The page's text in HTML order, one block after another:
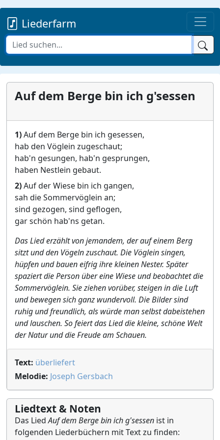
Liederfarm
Auf dem Berge bin ich g'sessen
1)Auf dem Berge bin ich gesessen,
hab den Vöglein zugeschaut;
hab'n gesungen, hab'n gesprungen,
haben Nestlein gebaut.
2)Auf der Wiese bin ich gangen,
sah die Sommervöglein an;
sind gezogen, sind geflogen,
gar schön hab'ns getan.
Das Lied erzählt von jemandem, der auf einem Berg
sitzt und den Vögeln zuschaut. Die Vöglein singen,
hüpfen und bauen eifrig ihre kleinen Nester. Später
spaziert die Person über eine Wiese und beobachtet die
Sommervöglein. Sie ziehen vorüber, steigen in die Luft
und bewegen sich ganz wundervoll. Die Bilder sind
ruhig und freundlich, als würde man selbst dabeistehen
und lauschen. So feiert das Lied die kleine, schöne Welt
der Natur und die Freude am Schauen.
Text: überliefert
Melodie: Joseph Gersbach
Liedtext & Noten
Das LiedAuf dem Berge bin ich g'sessen ist in
folgenden Liederbüchern mit Text zu finden: